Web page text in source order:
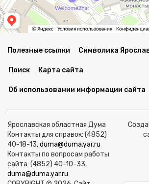
Полезные ссылки Символика
Поиск Карта сайта
Об использовании информации сайта
Ярославская областная Дума
Контакты для справок: (4852)
40-18-13,duma@duma.yar.ru
Контакты по вопросам работы
сайта: (4852) 40-10-33,
duma@duma.yar.ru